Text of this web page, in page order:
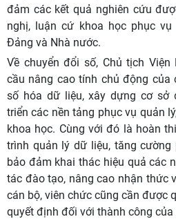
đảm các kết quả nghiên cứu
nghị, luận cứ khoa học phục
Đảng và Nhà nước.
Về chuyển đổi số, Chủ tịch
cầu nâng cao tính chủ động của
số hóa dữ liệu, xây dựng cơ sở
triển các nền tảng phục vụ quản
khoa học. Cùng với đó là hoàn
trình quản lý dữ liệu, tăng cường
bảo đảm khai thác hiệu quả các
tác đào tạo, nâng cao nhận thức
cán bộ, viên chức cũng cần được
quyết định đối với thành công